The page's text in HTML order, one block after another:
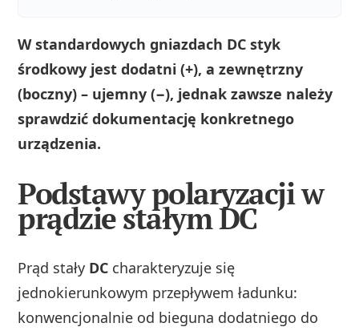
W standardowych gniazdach DC styk
środkowy jest dodatni (+), a zewnętrzny
(boczny) – ujemny (−), jednak zawsze należy
sprawdzić dokumentację konkretnego
urządzenia.
Podstawy polaryzacji w
prądzie stałym DC
Prąd stały DC charakteryzuje się
jednokierunkowym przepływem ładunku:
konwencjonalnie od bieguna dodatniego do